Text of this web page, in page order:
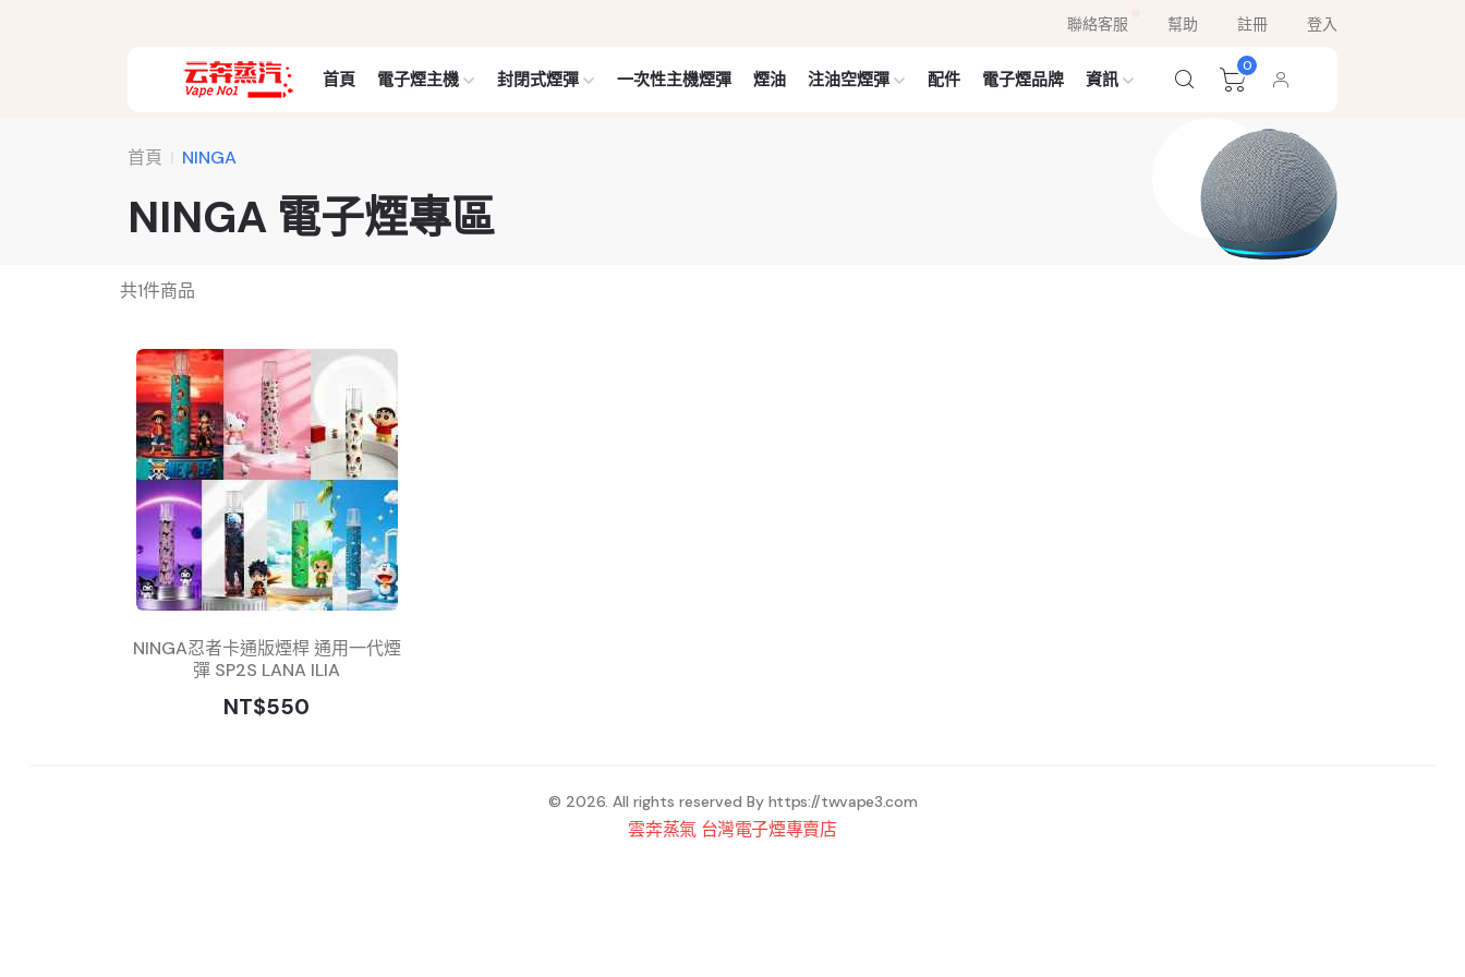
聯絡客服 幫助 註冊 登入
首頁 電子煙主機 封閉式煙彈 一次性主機煙彈 煙油 注油空煙彈 配件 電子煙品牌 資訊
0
首頁 NINGA
NINGA 電子煙專區
共1件商品
NINGA忍者卡通版煙桿 通用一代煙
彈 SP2S LANA ILIA
NT$550
© 2026. All rights reserved By https://twvape3.com
雲奔蒸氣 台灣電子煙專賣店